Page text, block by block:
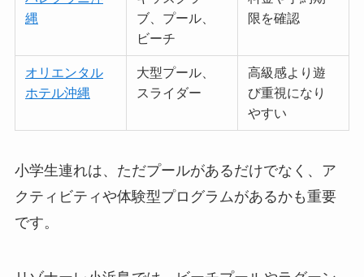
縄
ブ、プール、
ビーチ
限を確認
オリエンタル
ホテル沖縄
大型プール、
スライダー
高級感より遊
び重視になり
やすい
小学生連れは、ただプールがあるだけでなく、ア
クティビティや体験型プログラムがあるかも重要
です。